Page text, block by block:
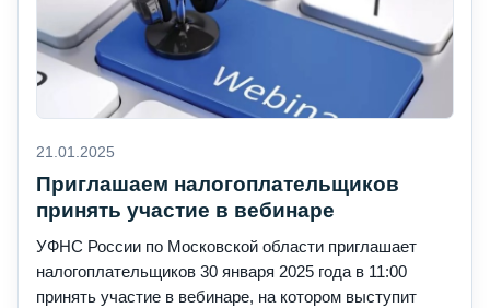
21.01.2025
Приглашаем налогоплательщиков
принять участие в вебинаре
УФНС России по Московской области приглашает
налогоплательщиков 30 января 2025 года в 11:00
принять участие в вебинаре, на котором выступит